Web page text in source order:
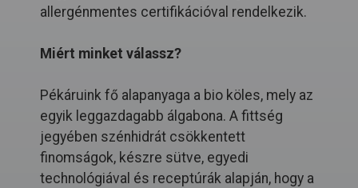
allergénmentes certifikációval rendelkezik.
Miért minket válassz?
Pékáruink fő alapanyaga a bio köles, mely az
egyik leggazdagabb álgabona. A fittség
jegyében szénhidrát csökkentett
finomságok, készre sütve, egyedi
technológiával és receptúrák alapján, hogy a